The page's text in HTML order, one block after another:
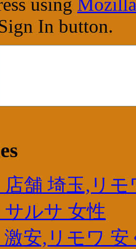
In button.
店舗 埼玉,リ
サルサ 女性
激安,リモワ